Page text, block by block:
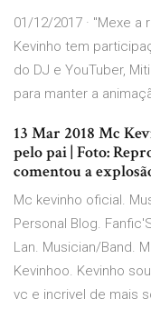
01/12/2017 · "Mexe
Kevinho tem
do DJ e YouTuber,
para manter a
13 Mar 2018 Mc
pelo pai | Foto:
comentou a
Mc kevinho oficial.
Personal Blog.
Lan. Musician/Band.
Kevinhoo. Kevinho
vc e incrivel de mais